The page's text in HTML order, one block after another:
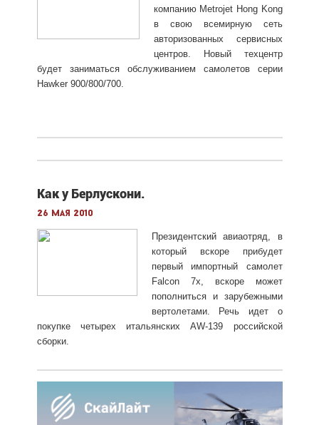
компанию Metrojet Hong Kong
в свою всемирную сеть
авторизованных сервисных
центров. Новый техцентр
будет заниматься обслуживанием самолетов серии
Hawker 900/800/700.
Как у Берлускони.
26 мая 2010
Президентский авиаотряд, в
который вскоре прибудет
первый импортный самолет
Falcon 7x, вскоре может
пополниться и зарубежными
вертолетами. Речь идет о
покупке четырех итальянских AW-139 российской
сборки.